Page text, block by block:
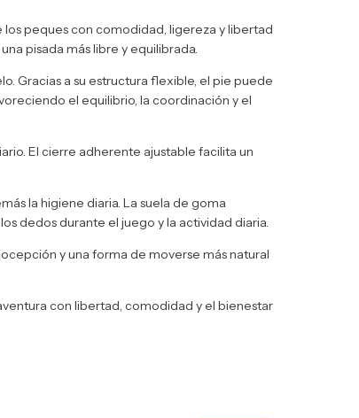
los peques con comodidad, ligereza y libertad
pisada más libre y equilibrada.
Gracias a su estructura flexible, el pie puede
el equilibrio, la coordinación y el
El cierre adherente ajustable facilita un
la higiene diaria. La suela de goma
dedos durante el juego y la actividad diaria.
y una forma de moverse más natural
con libertad, comodidad y el bienestar